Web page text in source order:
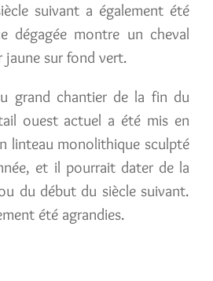
suivant a également été
dégagée montre un cheval
sur fond vert.
grand chantier de la fin du
ouest actuel a été mis en
linteau monolithique sculpté
et il pourrait dater de la
du début du siècle suivant.
été agrandies.